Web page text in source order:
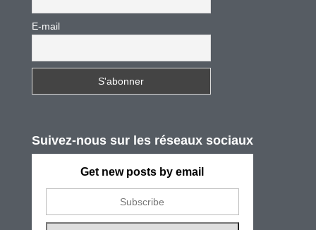
E-mail
Suivez-nous sur les réseaux sociaux
Get new posts by email